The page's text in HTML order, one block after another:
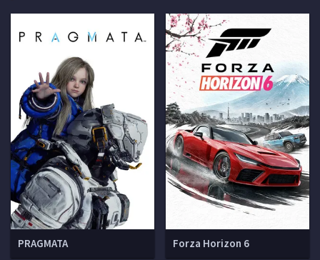
PRAGMATA Forza Horizon 6